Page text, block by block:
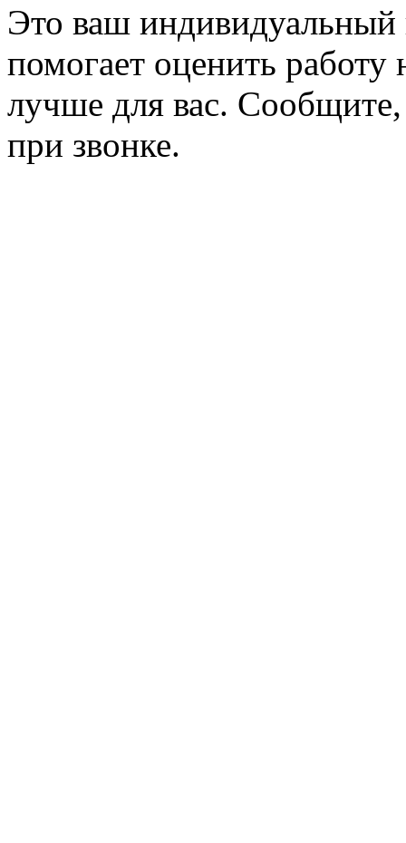
Это ваш
помогает оценить работу
лучше для вас.
при звонке.